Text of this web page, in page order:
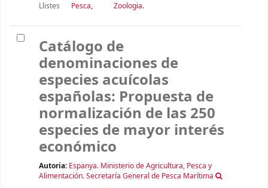
Llistes
Pesca, Zoologia.
Catálogo de
denominaciones de
especies acuícolas
españolas: Propuesta de
normalización de las 250
especies de mayor interés
económico
Autoria: Espanya. Ministerio de Agricultura, Pesca y
Alimentación. Secretaría General de Pesca Marítima